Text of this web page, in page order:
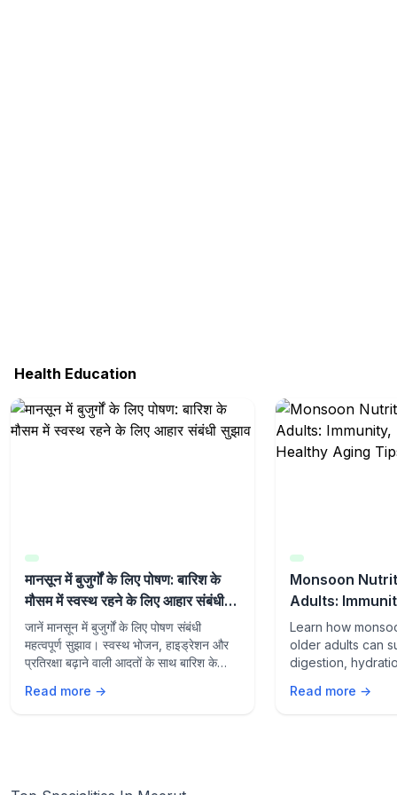
Health Education
मानसून में बुजुर्गों के लिए पोषण: बारिश के
मौसम में स्वस्थ रहने के लिए आहार संबंधी
सुझाव
जानें मानसून में बुजुर्गों के लिए पोषण संबंधी
महत्वपूर्ण सुझाव। स्वस्थ भोजन, हाइड्रेशन और
प्रतिरक्षा बढ़ाने वाली आदतों के साथ बारिश के
Read more →
Monsoon
Adults:
and Healthy
Learn how
older adults can
digestion,
lifestyle habits
Read more →